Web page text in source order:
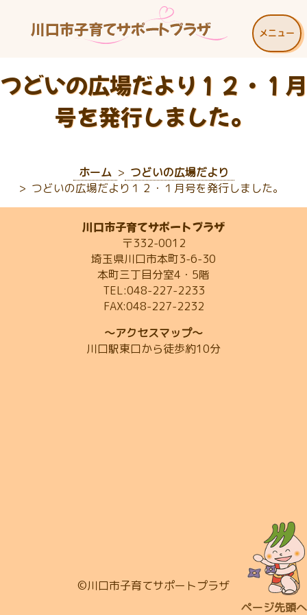
つどいの広場だより１２・１月
号を発行しました。
ホーム
つどいの広場だより
つどいの広場だより１２・１月号を発行しました。
メニュー
川口市子育てサポートプラザ
〒332-0012
埼玉県川口市本町3-6-30
本町三丁目分室4・5階
TEL:048-227-2233
FAX:048-227-2232
～アクセスマップ～
川口駅東口から徒歩約10分
©川口市子育てサポートプラザ
ページ先頭へ